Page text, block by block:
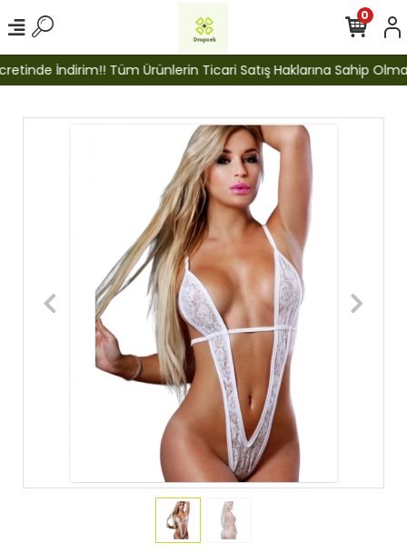
İndirim!! Tüm Ürünlerin Ticari Satış Haklarına Sahip
0